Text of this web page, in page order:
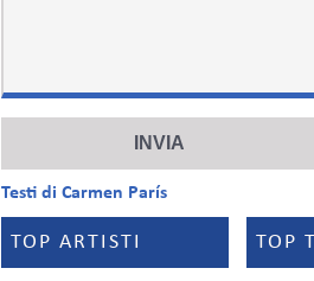
Testi di Carmen París
TOP ARTISTI TOP